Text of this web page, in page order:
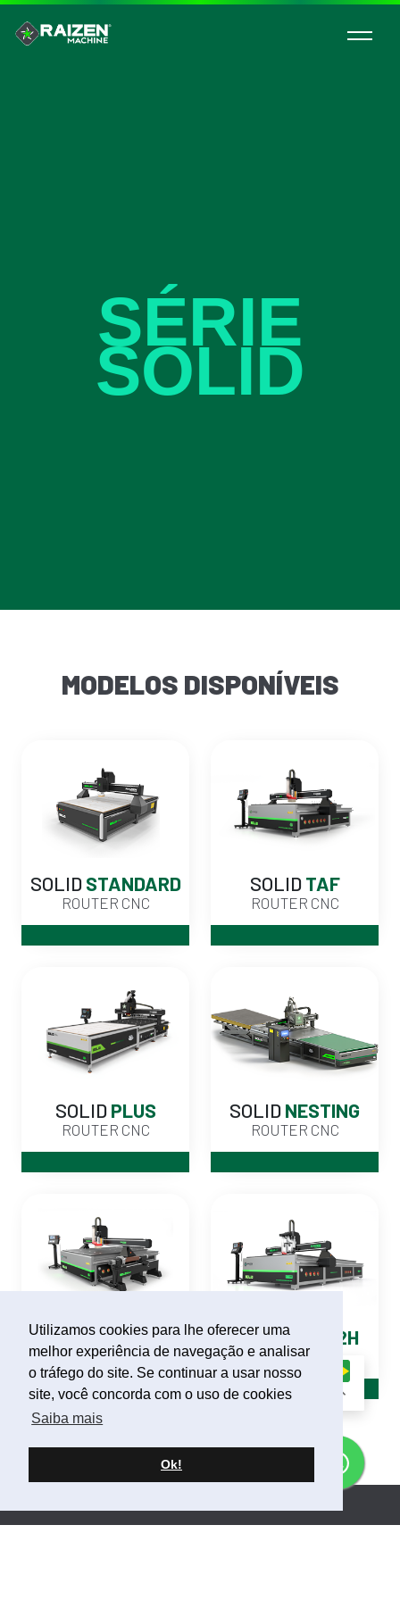
Utilizamos cookies para lhe oferecer uma
melhor experiência de navegação e analisar
o tráfego do site. Se continuar a usar nosso
site, você concorda com o uso de cookies
Saiba mais
Ok!
SÉRIE
SOLID
MODELOS DISPONÍVEIS
SOLIDSTANDARD
ROUTER CNC
SOLIDTAF
ROUTER CNC
SOLIDPLUS
ROUTER CNC
SOLIDNESTING
ROUTER CNC
SOLIDTAF 4 EIXOS
ROUTER CNC
SOLIDLONG 2H
ROUTER CNC